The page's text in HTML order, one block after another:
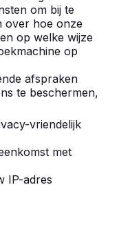
om bij te
over hoe onze
op welke wijze
op
afspraken
te beschermen,
vriendelijk
met
IP-adres